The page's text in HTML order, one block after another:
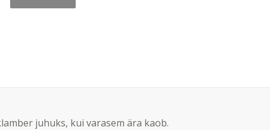
juhuks, kui varasem ära kaob.